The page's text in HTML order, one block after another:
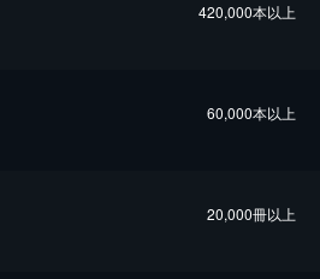
420,000本以上
60,000本以上
20,000冊以上